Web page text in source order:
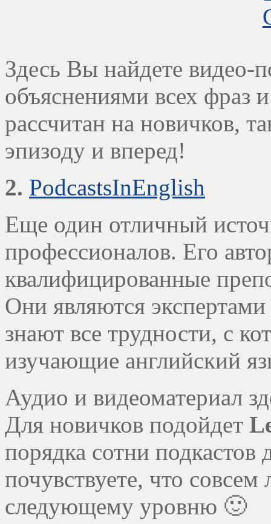
Здесь Вы найдете видео-
объяснениями всех фраз
рассчитан на новичков,
эпизоду и вперед!
2. PodcastsInEnglish
Еще один отличный
профессионалов. Его
квалифицированные
Они являются
знают все трудности, с
изучающие английский
Аудио и видеоматериал
Для новичков подойдет
порядка сотни
почувствуете, что совсем
следующему уровню 🙂